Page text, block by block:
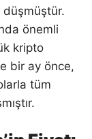
düşmüştür.
önemli
kripto
bir ay önce,
tüm